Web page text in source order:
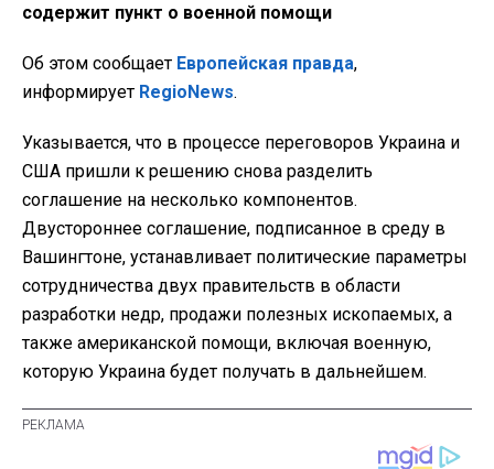
содержит пункт о военной помощи
Об этом сообщает Европейская правда,
информирует RegioNews.
Указывается, что в процессе переговоров Украина и
США пришли к решению снова разделить
соглашение на несколько компонентов.
Двустороннее соглашение, подписанное в среду в
Вашингтоне, устанавливает политические параметры
сотрудничества двух правительств в области
разработки недр, продажи полезных ископаемых, а
также американской помощи, включая военную,
которую Украина будет получать в дальнейшем.